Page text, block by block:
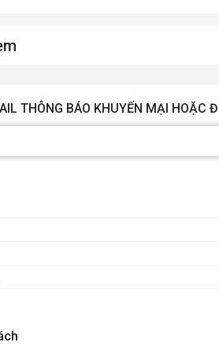
THÔNG BÁO KHUYẾN MẠI HOẶC